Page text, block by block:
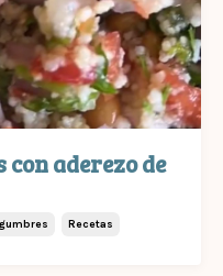
con aderezo de
Recetas